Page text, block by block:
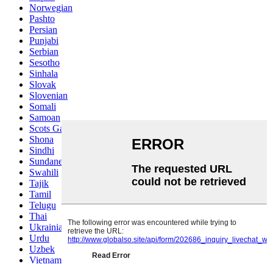
Norwegian
Pashto
Persian
Punjabi
Serbian
Sesotho
Sinhala
Slovak
Slovenian
Somali
Samoan
Scots Gaelic
Shona
Sindhi
Sundanese
Swahili
Tajik
Tamil
Telugu
Thai
Ukrainian
Urdu
Uzbek
Vietnamese